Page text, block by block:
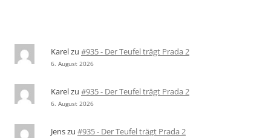
Karelzu #935 - Der Teufel trägt Prada 2
6. August 2026
Karelzu #935 - Der Teufel trägt Prada 2
6. August 2026
Jenszu #935 - Der Teufel trägt Prada 2